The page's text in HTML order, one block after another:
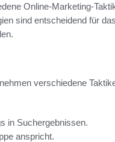
Online-Marketing-
sind entscheidend für
verschiedene
in Suchergebnissen.
anspricht.